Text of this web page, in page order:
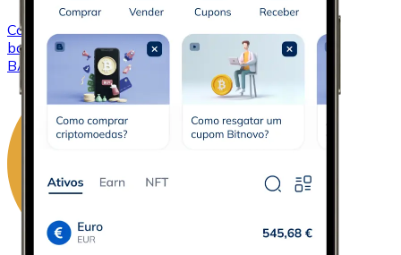
ComprarBasic Attention Tokencom transferência
bancárias
com cartão
BAT